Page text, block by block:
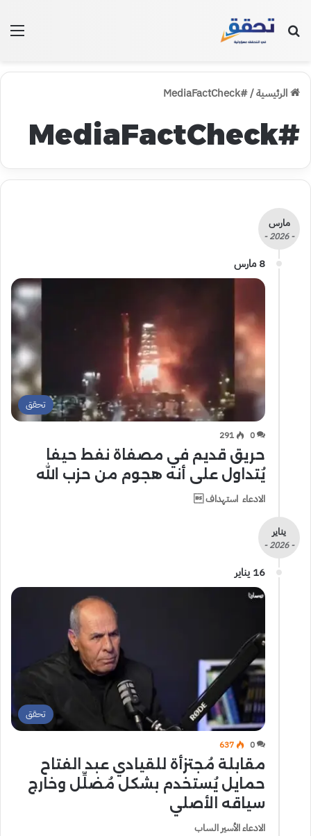
بحث عن
الرئيسية/
#MediaFactCheck
#MediaFactCheck
مارس
- 2026 -
8 مارس
تحقق
0
291
حريق قديم في مصفاة نفط حيفا
يُتداول على أنه هجوم من حزب الله
الادعاء استهداف 
يناير
- 2026 -
16 يناير
تحقق
0
637
مقابلة مُجتزأة للقيادي عبد الفتاح
حمايل يُستخدم بشكل مُضلِّل وخارج
سياقه الأصلي
الادعاء الأسير الساب